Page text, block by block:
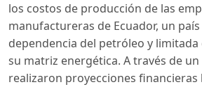
los costos de producción de las
manufactureras de Ecuador, un
dependencia del petróleo y
su matriz energética. A través de
realizaron proyecciones financieras